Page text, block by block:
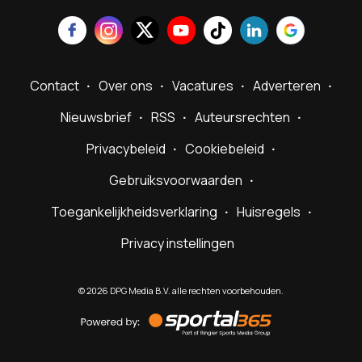
Contact Over ons Vacatures
Adverteren
Nieuwsbrief
RSS
Auteursrechten
Privacybeleid
Cookiebeleid
Gebruiksvoorwaarden
Toegankelijkheidsverklaring
Huisregels
Privacy instellingen
©2026 DPG Media B.V. alle rechten voorbehouden.
by
Sportal365